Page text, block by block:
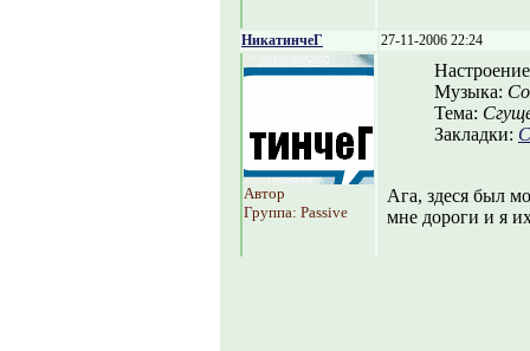
НикатинчеГ 27-11-2006 22:24
Автор
Группа: Passive
Музыка:
Тема:
Закладки:
Ага, здеся был
мне дороги и я